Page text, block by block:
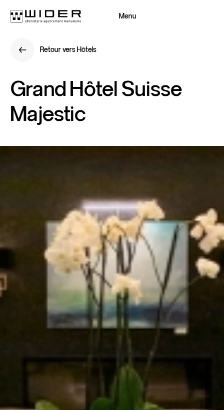
Retour
Menu
Retour vers Hôtels
Grand Hôtel Suisse
Majestic